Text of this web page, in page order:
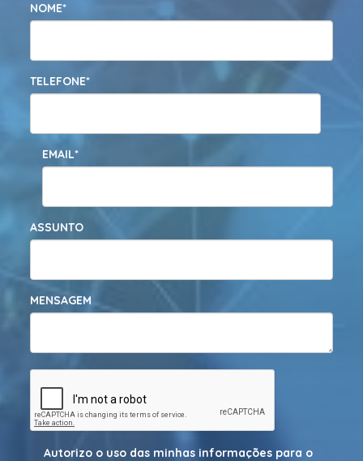
NOME*
TELEFONE*
EMAIL*
ASSUNTO
MENSAGEM
Autorizo o uso das minhas informações para o